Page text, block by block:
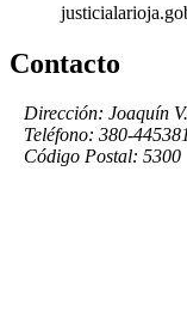
Contacto
Dirección: Joaquín
Teléfono: 380-
Código Postal: 5300